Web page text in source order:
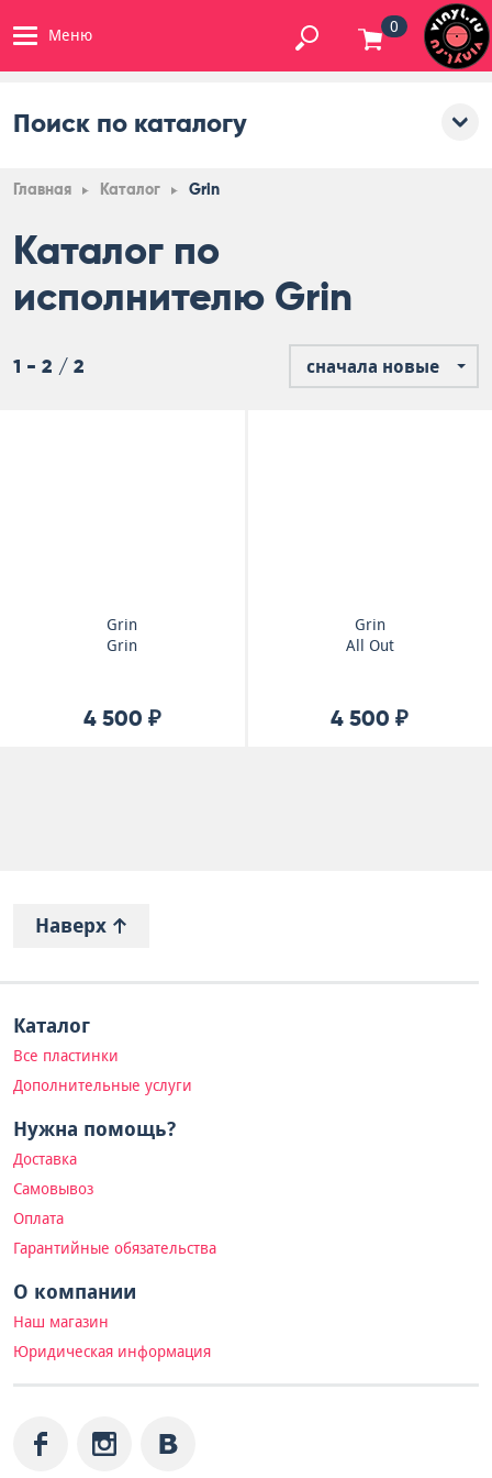
Меню 0
Поиск по каталогу
Главная Каталог Grin
Каталог по
исполнителю Grin
1 - 2 / 2 сначала новые
Grin
Grin
4 500 ₽
Grin
All Out
4 500 ₽
Наверх
Каталог
Все пластинки
Дополнительные услуги
Нужна помощь?
Доставка
Самовывоз
Оплата
Гарантийные обязательства
О компании
Наш магазин
Юридическая информация